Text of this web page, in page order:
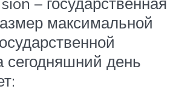
максимальной
сегодняшний день